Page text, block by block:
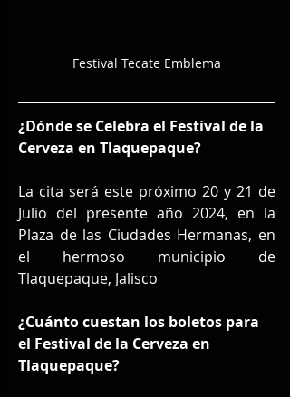
Festival Tecate Emblema
¿Dónde se Celebra el Festival de la
Cerveza en Tlaquepaque?
La cita será este próximo 20 y 21 de
Julio del presente año 2024, en la
Plaza de las Ciudades Hermanas, en
el hermoso municipio de
Tlaquepaque, Jalisco
¿Cuánto cuestan los boletos para
el Festival de la Cerveza en
Tlaquepaque?